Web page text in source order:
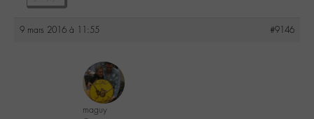
9 mars 2016 à 11:55 #9146
maguy